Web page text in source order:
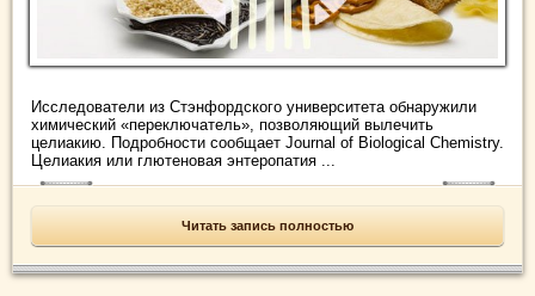
Исследователи из Стэнфордского университета обнаружили
химический «переключатель», позволяющий вылечить
целиакию. Подробности сообщает Journal of Biological Chemistry.
Целиакия или глютеновая энтеропатия ...
Читать запись полностью